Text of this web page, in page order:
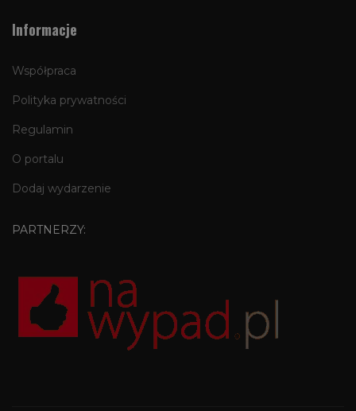
Informacje
Współpraca
Polityka prywatności
Regulamin
O portalu
Dodaj wydarzenie
PARTNERZY: